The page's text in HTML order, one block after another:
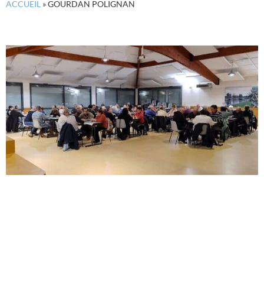
ACCUEIL »GOURDAN POLIGNAN